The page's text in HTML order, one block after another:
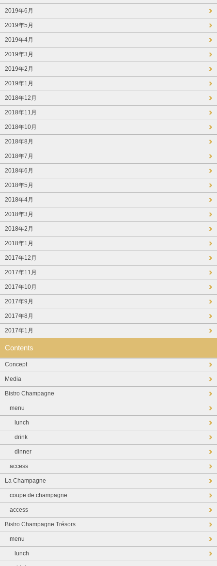
2019年6月
2019年5月
2019年4月
2019年3月
2019年2月
2019年1月
2018年12月
2018年11月
2018年10月
2018年8月
2018年7月
2018年6月
2018年5月
2018年4月
2018年3月
2018年2月
2018年1月
2017年12月
2017年11月
2017年10月
2017年9月
2017年8月
2017年1月
Contents
Concept
Media
Bistro Champagne
menu
lunch
drink
dinner
access
La Champagne
coupe de champagne
access
Bistro Champagne Trésors
menu
lunch